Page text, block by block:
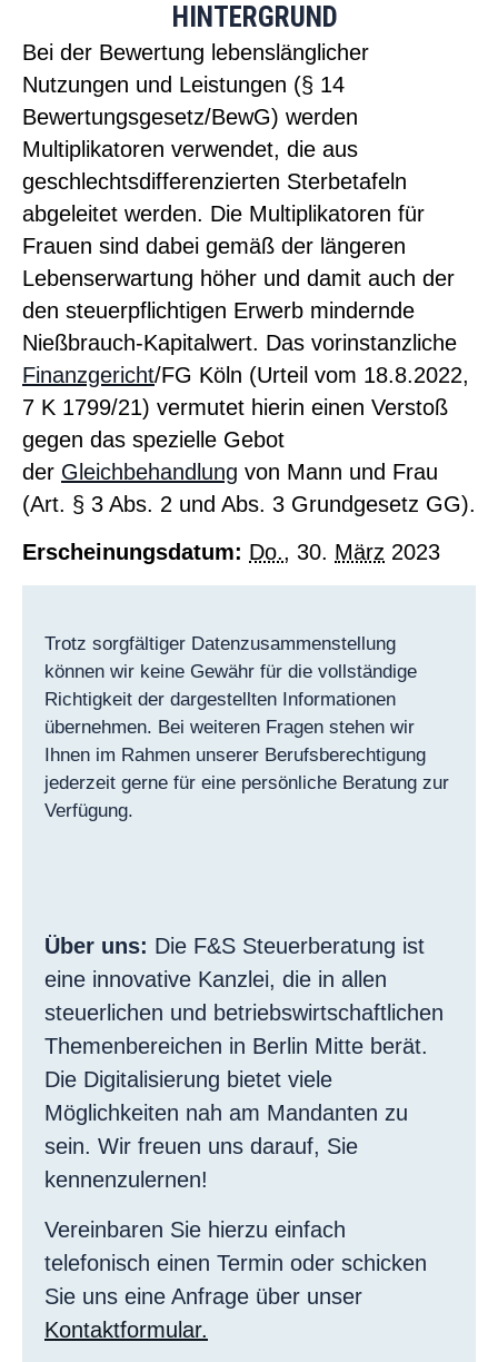
HINTERGRUND
Bei der Bewertung lebenslänglicher
Nutzungen und Leistungen (§ 14
Bewertungsgesetz/BewG) werden
Multiplikatoren verwendet, die aus
geschlechtsdifferenzierten Sterbetafeln
abgeleitet werden. Die Multiplikatoren für
Frauen sind dabei gemäß der längeren
Lebenserwartung höher und damit auch der
den steuerpflichtigen Erwerb mindernde
Nießbrauch-Kapitalwert. Das vorinstanzliche
Finanzgericht/FG Köln (Urteil vom 18.8.2022,
7 K 1799/21) vermutet hierin einen Verstoß
gegen das spezielle Gebot
der Gleichbehandlung von Mann und Frau
(Art. § 3 Abs. 2 und Abs. 3 Grundgesetz GG).
Erscheinungsdatum: Do., 30. März 2023
Trotz sorgfältiger Datenzusammenstellung
können wir keine Gewähr für die vollständige
Richtigkeit der dargestellten Informationen
übernehmen. Bei weiteren Fragen stehen wir
Ihnen im Rahmen unserer Berufsberechtigung
jederzeit gerne für eine persönliche Beratung zur
Verfügung.
Über uns: Die F&S Steuerberatung ist
eine innovative Kanzlei, die in allen
steuerlichen und betriebswirtschaftlichen
Themenbereichen in Berlin Mitte berät.
Die Digitalisierung bietet viele
Möglichkeiten nah am Mandanten zu
sein. Wir freuen uns darauf, Sie
kennenzulernen!
Vereinbaren Sie hierzu einfach
telefonisch einen Termin oder schicken
Sie uns eine Anfrage über unser
Kontaktformular.